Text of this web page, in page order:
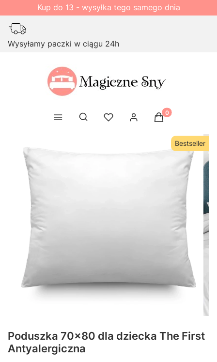
Kup do 13 - wysyłka tego samego dnia
Wysyłamy paczki w ciągu 24h
Otwórz wyszukiwarkę Produkty w
Bestseller
Poduszka 70x80 dla dziecka The First
Antyalergiczna